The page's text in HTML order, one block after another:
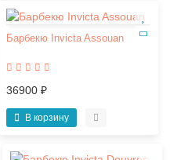
Барбекю Invicta Assouan
36900 ₽
В корзину